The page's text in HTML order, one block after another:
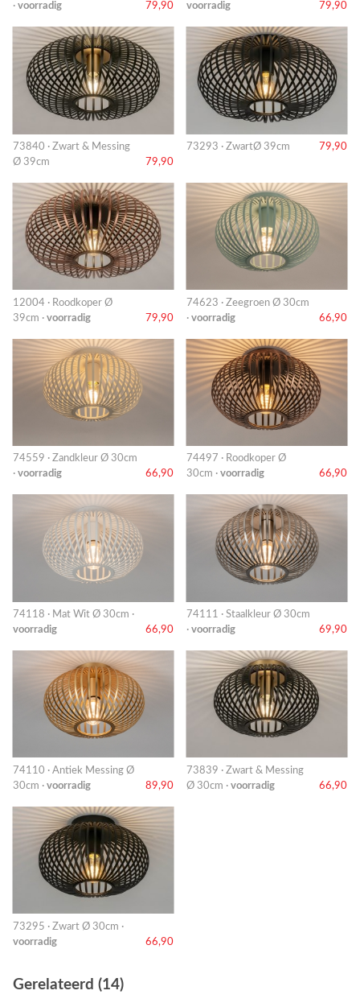
· voorradig 79,90
voorradig
79,90
73840 · Zwart & Messing
Ø 39cm
79,90
73293 · ZwartØ 39cm 79,90
12004 · Roodkoper Ø
39cm · voorradig 79,90
74623 · Zeegroen Ø 30cm
· voorradig 66,90
74559 · Zandkleur Ø 30cm
· voorradig 66,90
74497 · Roodkoper Ø
30cm · voorradig 66,90
74118 · Mat Wit Ø 30cm ·
voorradig
66,90
74111 · Staalkleur Ø 30cm
· voorradig 69,90
74110 · Antiek Messing Ø
30cm · voorradig 89,90
73839 · Zwart & Messing
Ø 30cm · voorradig 66,90
73295 · Zwart Ø 30cm ·
voorradig
66,90
Gerelateerd (14)